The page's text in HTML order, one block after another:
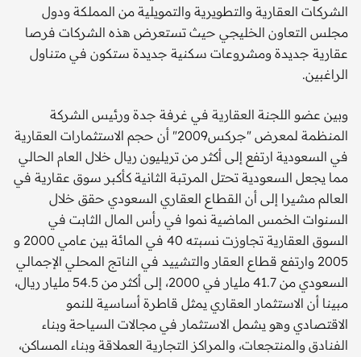
الشركات العقارية والتطويرية والتمويلية من المملكة ودول
مجلس التعاون الخليجي حيث تستعرض هذه الشركات فرصا
عقارية جديدة ومشروعات سكنية جديدة ستكون في متناول
الراغبين.
وبين عضو اللجنة العقارية في غرفة جدة ورئيس الشركة
المنظمة لمعرض "جركس2009" أن حجم الاستثمارات العقارية
في السعودية ارتفع إلى أكثر من تريليون ريال خلال العام الحالي
مما يجعل السعودية تحتل المرتبة الثانية كأكبر سوق عقارية في
العالم مشيرا إلى أن القطاع العقاري السعودي حقق خلال
السنوات الخمس الماضية نموا في رأس المال الثابت في
السوق العقارية تجاوزت نسبته 40 في المائة بين عامي 2000 و
2005 وارتفع قطاع العقار والتشييد في الناتج المحلي الإجمالي
السعودي من 41.7 مليار في 2000، إلى أكثر من 54.5 مليار ريال،
مبينا أن الاستثمار العقاري يمثل قاطرة أساسية للنمو
الاقتصادي وهو يشمل الاستثمار في مجالات السياحة وبناء
الفنادق والمنتجعات، والمراكز التجارية العملاقة وبناء المساكن،